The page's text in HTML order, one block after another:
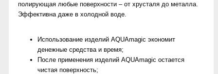
полирующая любые поверхности – от хрусталя до металла.
Эффективна даже в холодной воде.
Использование изделий AQUAmagic экономит
денежные средства и время;
После применения изделий AQUAmagic остается
чистая поверхность;